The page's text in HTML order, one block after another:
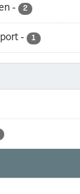
- 2
- 1